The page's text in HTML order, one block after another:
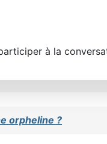
à la
orpheline ?